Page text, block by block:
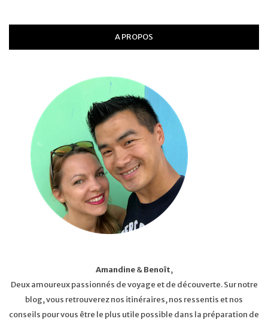
A PROPOS
Amandine&Benoît,
Deux amoureux passionnés de voyage et de découverte. Sur notre
blog, vous retrouverez nos itinéraires, nos ressentis et nos
conseils pour vous être le plus utile possible dans la préparation de